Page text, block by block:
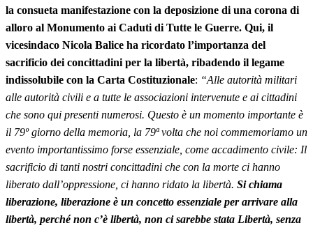
la consueta manifestazione con la deposizione di una corona di
alloro al Monumento ai Caduti di Tutte le Guerre. Qui, il
vicesindaco Nicola Balice ha ricordato l’importanza del
sacrificio dei concittadini per la libertà, ribadendo il legame
indissolubile con la Carta Costituzionale: “Alle autorità militari
alle autorità civili e a tutte le associazioni intervenute e ai cittadini
che sono qui presenti numerosi. Questo è un momento importante è
il 79º giorno della memoria, la 79ª volta che noi commemoriamo un
evento importantissimo forse essenziale, come accadimento civile: Il
sacrificio di tanti nostri concittadini che con la morte ci hanno
liberato dall’oppressione, ci hanno ridato la libertà. Si chiama
liberazione, liberazione è un concetto essenziale per arrivare alla
libertà, perché non c’è libertà, non ci sarebbe stata Libertà, senza